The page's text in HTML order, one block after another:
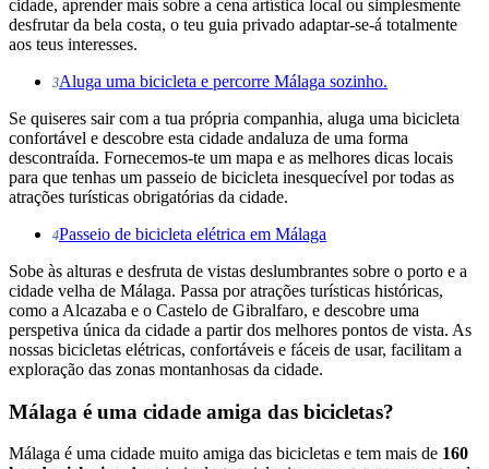
cidade, aprender mais sobre a cena artística local ou simplesmente
desfrutar da bela costa, o teu guia privado adaptar-se-á totalmente
aos teus interesses.
3Aluga uma bicicleta e percorre Málaga sozinho.
Se quiseres sair com a tua própria companhia, aluga uma bicicleta
confortável e descobre esta cidade andaluza de uma forma
descontraída. Fornecemos-te um mapa e as melhores dicas locais
para que tenhas um passeio de bicicleta inesquecível por todas as
atrações turísticas obrigatórias da cidade.
4Passeio de bicicleta elétrica em Málaga
Sobe às alturas e desfruta de vistas deslumbrantes sobre o porto e a
cidade velha de Málaga. Passa por atrações turísticas históricas,
como a Alcazaba e o Castelo de Gibralfaro, e descobre uma
perspetiva única da cidade a partir dos melhores pontos de vista. As
nossas bicicletas elétricas, confortáveis e fáceis de usar, facilitam a
exploração das zonas montanhosas da cidade.
Málaga é uma cidade amiga das bicicletas?
Málaga é uma cidade muito amiga das bicicletas e tem mais de 160